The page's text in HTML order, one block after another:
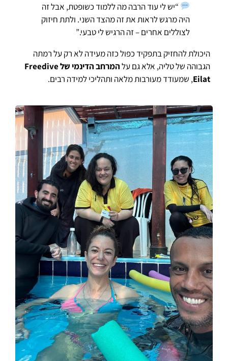
“יש לי עוד הרבה מה ללמוד כשופטת, אבל זה
היה מרגש לראות את זה מהצד השני. ולתת חיזוק
לצוללים אחרים – זה הרגיש לי טבעי.”
היכולת להחזיק בתפקיד כפול כזה מעידה לא רק על רמתה
הגבוהה של טליה, אלא גם על
המרחב הדינמי של Freedive
Eilat, שמעודד מעורבות מלאה ותהליכי למידה רבים.